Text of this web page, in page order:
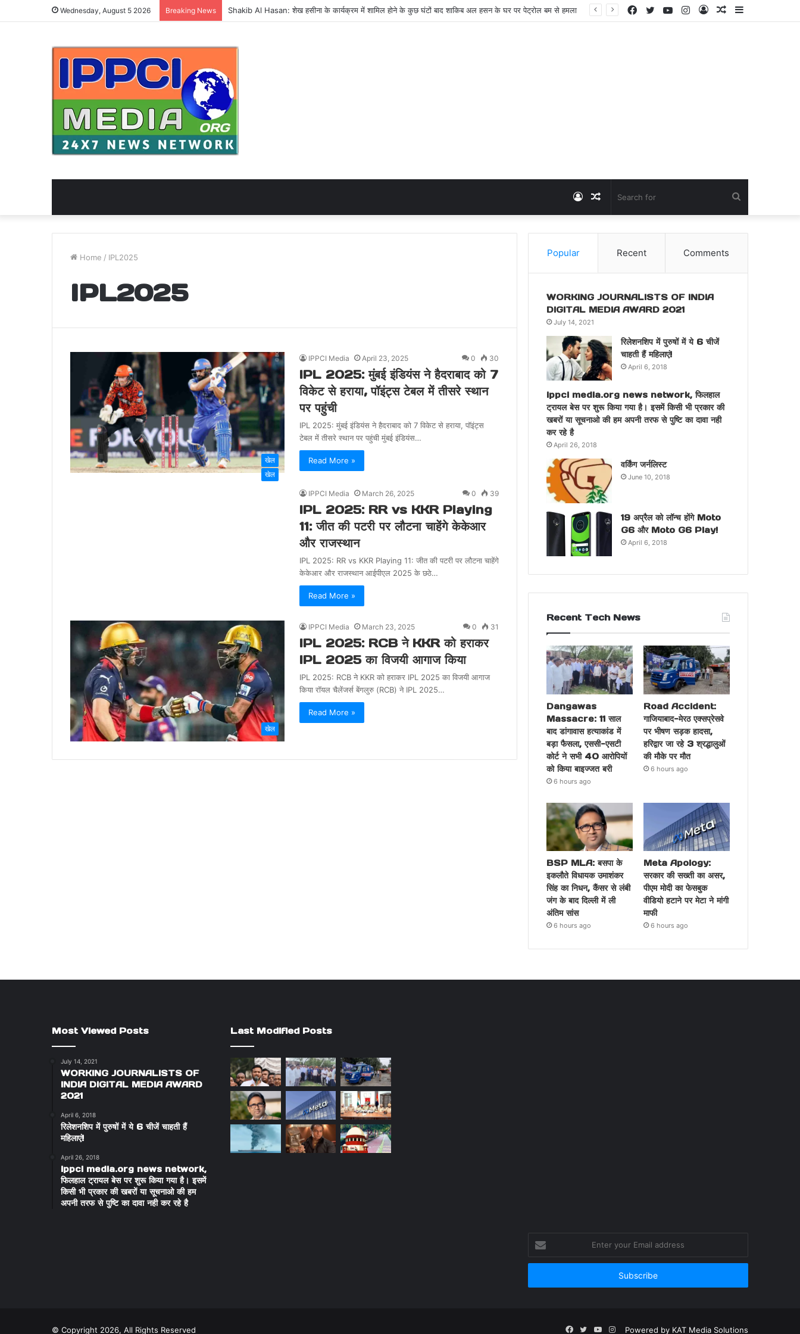
Wednesday, August 5 2026 Breaking News Dangawas Massacre: 11 साल बाद डांगावास हत्याकांड में बड़ा फैसला, एससी-एसटी कोर्ट ने सभी 40 आरोपियों को किया बाइज्जत बरी Sidebar
Random
Log
Instagram
YouTube
Twitter
Facebook
for
Random
Article
Log
In
Home / IPL2025
IPL2025
खेल
IPPCI Media April 23, 2025 0 30
IPL 2025: मुंबई इंडियंस ने हैदराबाद को 7
विकेट से हराया, पॉइंट्स टेबल में तीसरे स्थान
पर पहुंची
IPL 2025: मुंबई इंडियंस ने हैदराबाद को 7 विकेट से हराया, पॉइंट्स
टेबल में तीसरे स्थान पर पहुंची मुंबई इंडियंस…
Read More »
खेल
IPPCI Media March 26, 2025 0 39
IPL 2025: RR vs KKR Playing
11: जीत की पटरी पर लौटना चाहेंगे केकेआर
और राजस्थान
IPL 2025: RR vs KKR Playing 11: जीत की पटरी पर लौटना चाहेंगे
केकेआर और राजस्थान आईपीएल 2025 के छठे…
Read More »
खेल
IPPCI Media March 23, 2025 0 31
IPL 2025: RCB ने KKR को हराकर
IPL 2025 का विजयी आगाज किया
IPL 2025: RCB ने KKR को हराकर IPL 2025 का विजयी आगाज
किया रॉयल चैलेंजर्स बेंगलुरु (RCB) ने IPL 2025…
Read More »
Popular Recent Comments
WORKING JOURNALISTS OF INDIA
DIGITAL MEDIA AWARD 2021
July 14, 2021
रिलेशनशिप में पुरुषों में ये 6 चीजें
चाहती हैं महिलाएं!
April 6, 2018
ippci media.org news network, फिलहाल
ट्रायल बेस पर शुरू किया गया है। इसमें किसी भी प्रकार की
खबरों या सूचनाओ की हम अपनी तरफ से पुष्टि का दावा नही
कर रहे है
April 26, 2018
वर्किंग जर्नलिस्ट
June 10, 2018
19 अप्रैल को लॉन्च होंगे Moto
G6 और Moto G6 Play!
April 6, 2018
Recent Tech News
Dangawas
Massacre: 11 साल
बाद डांगावास हत्याकांड में
बड़ा फैसला, एससी-एसटी
कोर्ट ने सभी 40 आरोपियों
को किया बाइज्जत बरी
6 hours ago
Road Accident:
गाजियाबाद-मेरठ एक्सप्रेसवे
पर भीषण सड़क हादसा,
हरिद्वार जा रहे 3 श्रद्धालुओं
की मौके पर मौत
6 hours ago
BSP MLA: बसपा के
इकलौते विधायक उमाशंकर
सिंह का निधन, कैंसर से लंबी
जंग के बाद दिल्ली में ली
अंतिम सांस
6 hours ago
Meta Apology:
सरकार की सख्ती का असर,
पीएम मोदी का फेसबुक
वीडियो हटाने पर मेटा ने मांगी
माफी
6 hours ago
Most Viewed Posts
July 14, 2021
WORKING JOURNALISTS OF
INDIA DIGITAL MEDIA AWARD
2021
April 6, 2018
रिलेशनशिप में पुरुषों में ये 6 चीजें चाहती हैं
महिलाएं!
April 26, 2018
ippci media.org news network,
फिलहाल ट्रायल बेस पर शुरू किया गया है। इसमें
किसी भी प्रकार की खबरों या सूचनाओ की हम
अपनी तरफ से पुष्टि का दावा नही कर रहे है
Last Modified Posts
your
Email
© Copyright 2026, All Rights Reserved Powered by KAT Media Solutions
Facebook
TwitterYouTube
Instagram